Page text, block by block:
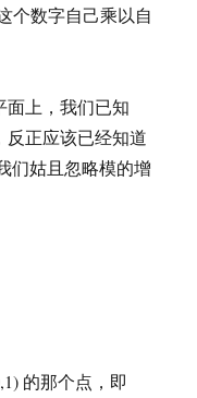
个数字自己乘以自
面上，我们已知
反正应该已经知道
们姑且忽略模的增
的那个点，即